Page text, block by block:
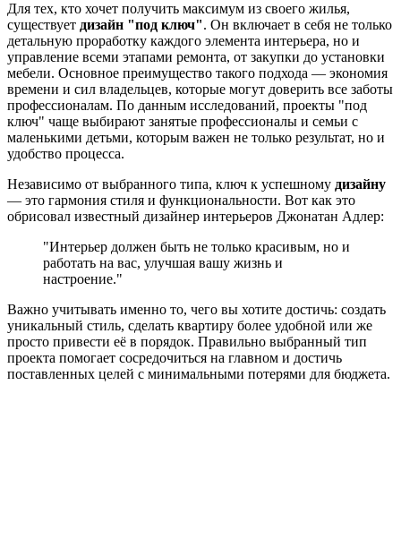
Для тех, кто хочет получить максимум из своего жилья,
существует дизайн "под ключ". Он включает в себя не только
детальную проработку каждого элемента интерьера, но и
управление всеми этапами ремонта, от закупки до установки
мебели. Основное преимущество такого подхода — экономия
времени и сил владельцев, которые могут доверить все заботы
профессионалам. По данным исследований, проекты "под
ключ" чаще выбирают занятые профессионалы и семьи с
маленькими детьми, которым важен не только результат, но и
удобство процесса.
Независимо от выбранного типа, ключ к успешному дизайну
— это гармония стиля и функциональности. Вот как это
обрисовал известный дизайнер интерьеров Джонатан Адлер:
"Интерьер должен быть не только красивым, но и
работать на вас, улучшая вашу жизнь и
настроение."
Важно учитывать именно то, чего вы хотите достичь: создать
уникальный стиль, сделать квартиру более удобной или же
просто привести её в порядок. Правильно выбранный тип
проекта помогает сосредочиться на главном и достичь
поставленных целей с минимальными потерями для бюджета.